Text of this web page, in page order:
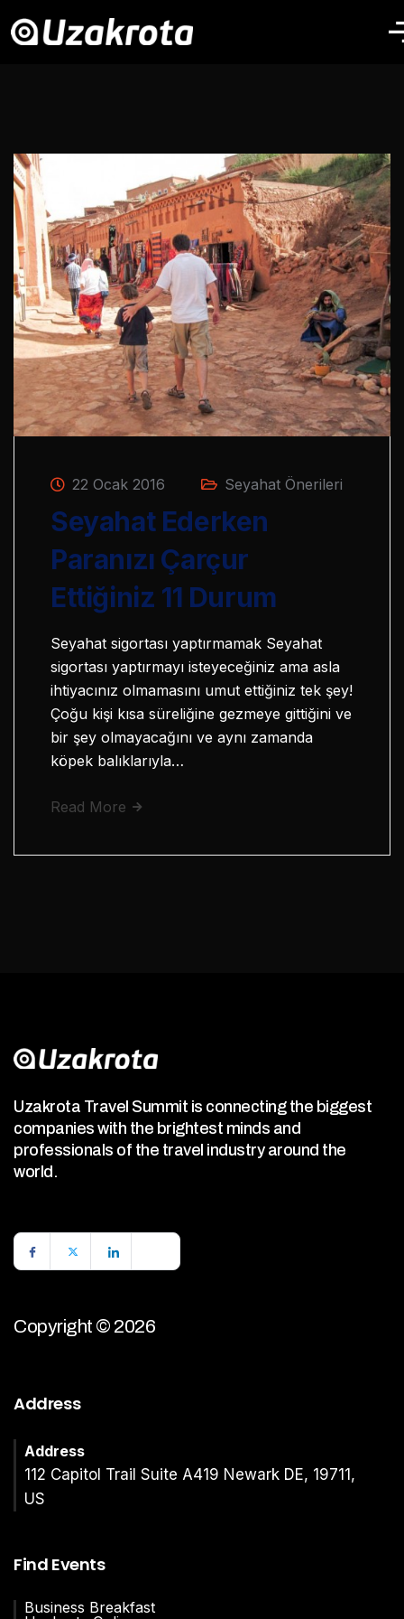
22 Ocak 2016 Seyahat Önerileri
Seyahat Ederken
Paranızı Çarçur
Ettiğiniz 11 Durum
Seyahat sigortası yaptırmamak Seyahat
sigortası yaptırmayı isteyeceğiniz ama asla
ihtiyacınız olmamasını umut ettiğiniz tek şey!
Çoğu kişi kısa süreliğine gezmeye gittiğini ve
bir şey olmayacağını ve aynı zamanda
köpek balıklarıyla…
Read More
Uzakrota Travel Summit is connecting the biggest
companies with the brightest minds and
professionals of the travel industry around the
world.
Copyright © 2026
Address
Address
112 Capitol Trail Suite A419 Newark DE, 19711,
US
Find Events
Business Breakfast